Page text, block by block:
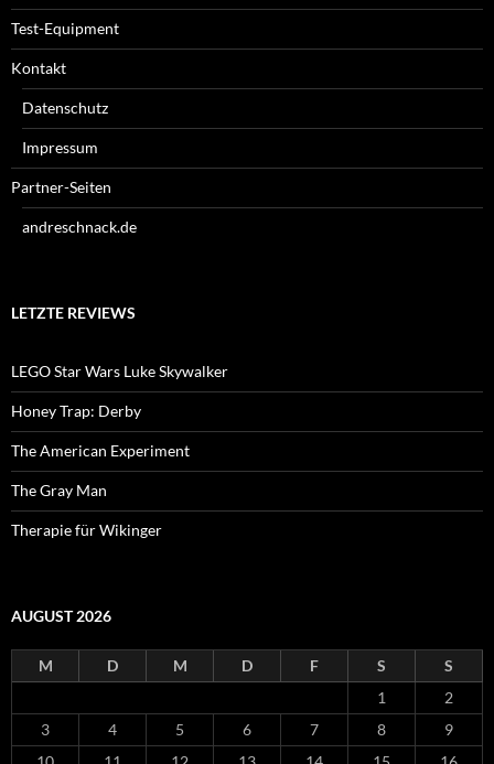
Test-Equipment
Kontakt
Datenschutz
Impressum
Partner-Seiten
andreschnack.de
LETZTE REVIEWS
LEGO Star Wars Luke Skywalker
Honey Trap: Derby
The American Experiment
The Gray Man
Therapie für Wikinger
AUGUST 2026
M D M D F S
S
1
2
3
4 5 6 7 8
9